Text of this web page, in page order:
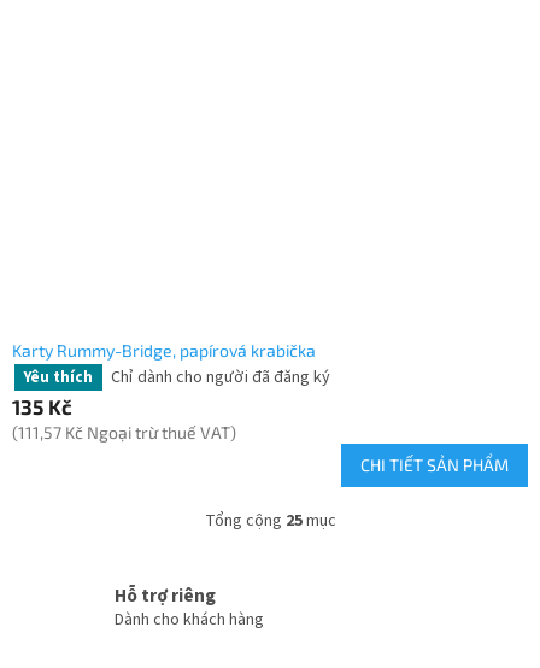
Karty Rummy-Bridge, papírová krabička
Yêu thích
Chỉ dành cho người đã đăng ký
135 Kč
(111,57 Kč Ngoại trừ thuế VAT)
CHI TIẾT SẢN PHẨM
D
Tổng cộng 25mục
Hỗ trợ riêng
Dành cho khách hàng